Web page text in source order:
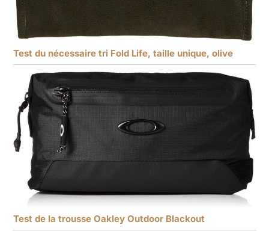
Test du nécessaire tri Fold Life, taille unique, olive
Test de la trousse Oakley Outdoor Blackout